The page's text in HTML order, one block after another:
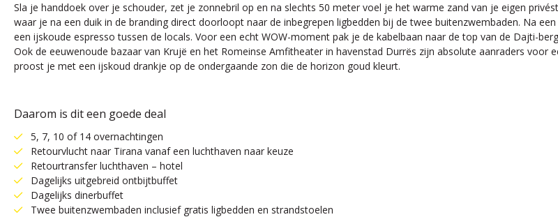
Sla je handdoek over je schouder, zet je zonnebril op en na slechts 50 meter voel je het warme zand van je eigen
waar je na een duik in de branding direct doorloopt naar de inbegrepen ligbedden bij de twee buitenzwembaden. Na
een ijskoude espresso tussen de locals. Voor een echt WOW-moment pak je de kabelbaan naar de top van de Dajti-
Ook de eeuwenoude bazaar van Krujë en het Romeinse Amfitheater in havenstad Durrës zijn absolute aanraders
proost je met een ijskoud drankje op de ondergaande zon die de horizon goud kleurt.
Daarom is dit een goede deal
5, 7, 10 of 14 overnachtingen
Retourvlucht naar Tirana vanaf een luchthaven naar keuze
Retourtransfer luchthaven – hotel
Dagelijks uitgebreid ontbijtbuffet
Dagelijks dinerbuffet
Twee buitenzwembaden inclusief gratis ligbedden en strandstoelen